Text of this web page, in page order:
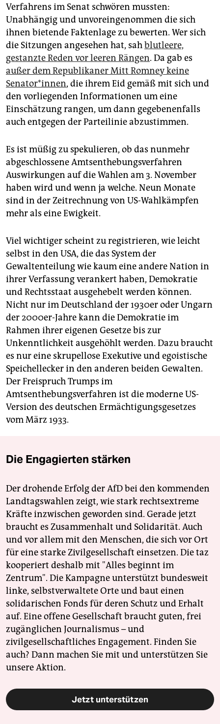
Verfahrens im Senat schwören mussten:
Unabhängig und unvoreingenommen die sich
ihnen bietende Faktenlage zu bewerten. Wer sich
die Sitzungen angesehen hat, sahblutleere,
gestanzte Reden vor leeren Rängen. Da gab es
außer dem Republikaner Mitt Romney keine
Senator*innen, die ihrem Eid gemäß mit sich und
den vorliegenden Informationen um eine
Einschätzung rangen, um dann gegebenenfalls
auch entgegen der Parteilinie abzustimmen.
Es ist müßig zu spekulieren, ob das nunmehr
abgeschlossene Amtsenthebungsverfahren
Auswirkungen auf die Wahlen am 3. November
haben wird und wenn ja welche. Neun Monate
sind in der Zeitrechnung von US-Wahlkämpfen
mehr als eine Ewigkeit.
Viel wichtiger scheint zu registrieren, wie leicht
selbst in den USA, die das System der
Gewaltenteilung wie kaum eine andere Nation in
ihrer Verfassung verankert haben, Demokratie
und Rechtsstaat ausgehebelt werden können.
Nicht nur im Deutschland der 1930er oder Ungarn
der 2000er-Jahre kann die Demokratie im
Rahmen ihrer eigenen Gesetze bis zur
Unkenntlichkeit ausgehöhlt werden. Dazu braucht
es nur eine skrupellose Exekutive und egoistische
Speichellecker in den anderen beiden Gewalten.
Der Freispruch Trumps im
Amtsenthebungsverfahren ist die moderne US-
Version des deutschen Ermächtigungsgesetzes
vom März 1933.
Die Engagierten stärken
Der drohende Erfolg der AfD bei den kommenden
Landtagswahlen zeigt, wie stark rechtsextreme
Kräfte inzwischen geworden sind. Gerade jetzt
braucht es Zusammenhalt und Solidarität. Auch
und vor allem mit den Menschen, die sich vor Ort
für eine starke Zivilgesellschaft einsetzen. Die taz
kooperiert deshalb mit "Alles beginnt im
Zentrum". Die Kampagne unterstützt bundesweit
linke, selbstverwaltete Orte und baut einen
solidarischen Fonds für deren Schutz und Erhalt
auf. Eine offene Gesellschaft braucht guten, frei
zugänglichen Journalismus – und
zivilgesellschaftliches Engagement. Finden Sie
auch? Dann machen Sie mit und unterstützen Sie
unsere Aktion.
Jetzt unterstützen